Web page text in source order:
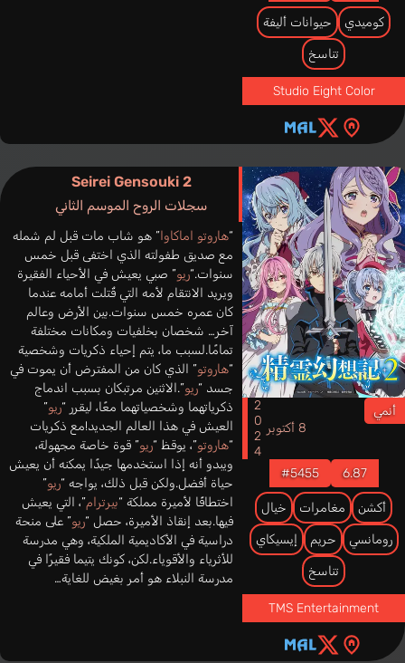
كوميدي حيوانات أليفة
تناسخ
Studio Eight Color
Seirei Gensouki 2
سجلات الروح الموسم الثاني
أنمي
8 أكتوبر
2024
6.87
#5455
أكشن مغامرات خيال
رومانسي حريم إيسيكاي
تناسخ
TMS Entertainment
“هاروتو اماكاوا” هو شاب مات قبل لم شمله
مع صديق طفولته الذي اختفى قبل خمس
سنوات.“ريو” صبي يعيش في الأحياء الفقيرة
ويريد الانتقام لأمه التي قُتلت أمامه عندما
كان عمره خمس سنوات.بين الأرض وعالم
آخر… شخصان بخلفيات ومكانات مختلفة
تمامًا.لسبب ما، يتم إحياء ذكريات وشخصية
“هاروتو” الذي كان من المفترض أن يموت في
جسد “ريو”.الاثنين مرتبكان بسبب اندماج
ذكرياتهما وشخصياتهما معًا، ليقرر “ريو”
العيش في هذا العالم الجديد!مع ذكريات
“هاروتو”، يوقظ “ريو” قوة خاصة مجهولة،
ويبدو أنه إذا استخدمها جيدًا يمكنه أن يعيش
حياة أفضل.ولكن قبل ذلك، يواجه “ريو”
اختطافًا لأميرة مملكة “بيرترام”، التي يعيش
فيها.بعد إنقاذ الأميرة، حصل “ريو” على منحة
دراسية في الأكاديمية الملكية، وهي مدرسة
للأثرياء والأقوياء.لكن، كونك يتيما فقيرًا في
مدرسة النبلاء هو أمر بغيض للغاية…